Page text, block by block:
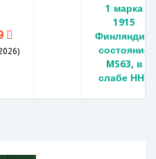
1 марка
1915
Финляндия,
состояние
MS63, в
слабе ННР